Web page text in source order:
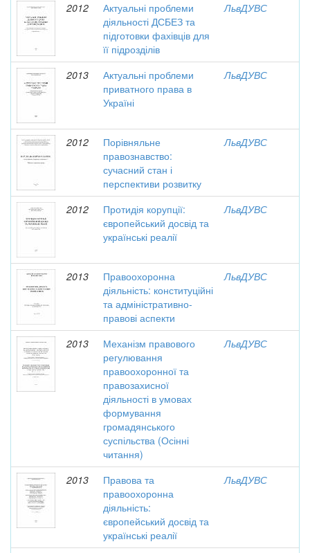
2012
Актуальні проблеми
діяльності ДСБЕЗ та
підготовки фахівців для
її підрозділів
ЛьвДУВС
2013
Актуальні проблеми
приватного права в
Україні
ЛьвДУВС
2012
Порівняльне
правознавство:
сучасний стан і
перспективи розвитку
ЛьвДУВС
2012
Протидія корупції:
європейський досвід та
українські реалії
ЛьвДУВС
2013
Правоохоронна
діяльність: конституційні
та адміністративно-
правові аспекти
ЛьвДУВС
2013
Механізм правового
регулювання
правоохоронної та
правозахисної
діяльності в умовах
формування
громадянського
суспільства (Осінні
читання)
ЛьвДУВС
2013
Правова та
правоохоронна
діяльність:
європейський досвід та
українські реалії
ЛьвДУВС